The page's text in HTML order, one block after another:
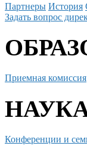
Партнеры История
Задать вопрос
Приемная комиссия
Конференции и